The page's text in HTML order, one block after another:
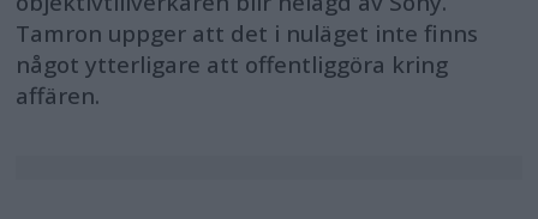
Tamron uppger att det i nuläget inte finns
något ytterligare att offentliggöra kring
affären.